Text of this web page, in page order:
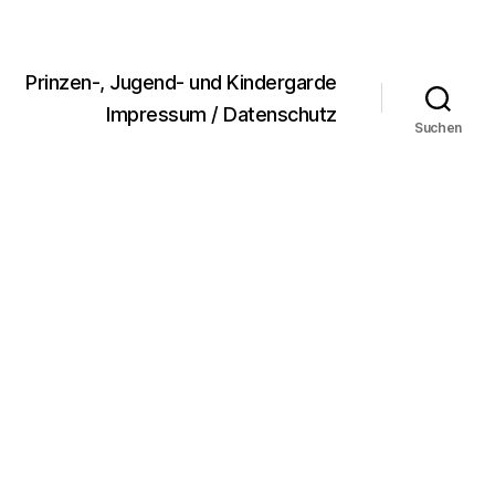
Prinzen-, Jugend- und Kindergarde
Impressum / Datenschutz
Suchen